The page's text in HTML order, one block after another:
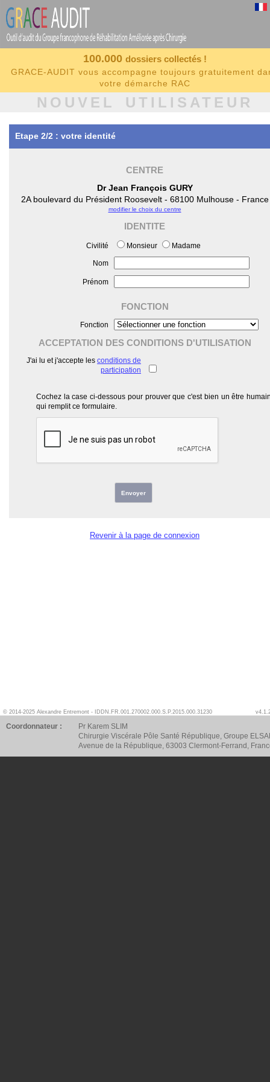
100.000 dossiers collectés !
GRACE-AUDIT vous accompagne toujours gratuitement
votre démarche RAC
NOUVEL UTILISATEUR
Etape 2/2 : votre identité
CENTRE
Dr Jean François GURY
2A boulevard du Président Roosevelt - 68100 Mulhouse - France
modifier le choix du centre
IDENTITE
Civilité Monsieur Madame
Nom
Prénom
FONCTION
Fonction
ACCEPTATION DES CONDITIONS D'UTILISATION
J'ai lu et j'accepte les conditions de
participation
Cochez la case ci-dessous pour prouver que c'est bien un être
qui remplit ce formulaire.
Envoyer
Revenir à la page de connexion
© 2014-2025 Alexandre Entremont - IDDN.FR.001.270002.000.S.P.2015.000.31230
Coordonnateur :
Pr Karem SLIM
Chirurgie Viscérale Pôle Santé République, Groupe
Avenue de la République, 63003 Clermont-Ferrand,